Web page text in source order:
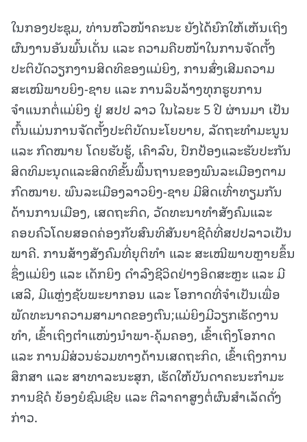
ໃນກອງປະຊຸມ, ທ່ານຫົວໜ້າຄະນະ ຍັງໄດ້ຍົກໃຫ້ເຫັນເຖິງ
ຜົນງານອັນພົ້ນເດັ່ນ ແລະ ຄວາມຄືບໜ້າໃນການຈັດຕັ້ງ
ປະຕິບັດວຽກງານສິດທິຂອງແມ່ຍິງ, ການສົ່ງເສີມຄວາມ
ສະເໝີພາບຍິງ-ຊາຍ ແລະ ການລຶບລ້າງທຸກຮູບການ
ຈຳແນກຕໍ່ແມ່ຍິງ ຢູ່ ສປປ ລາວ ໃນໄລຍະ 5 ປີ ຜ່ານມາ ເປັນ
ຕົ້ນແມ່ນການຈັດຕັ້ງປະຕິບັດນະໂຍບາຍ, ລັດຖະທຳມະນູນ
ແລະ ກົດໝາຍ ໂດຍຮັບຮູ້, ເຄົາລົບ, ປົກປ້ອງແລະຮັບປະກັນ
ສິດທິມະນຸດແລະສິດທິຂັ້ນພື້ນຖານຂອງພົນລະເມືອງຕາມ
ກົດໝາຍ. ພົນລະເມືອງລາວຍິງ-ຊາຍ ມີສິດເທົ່າທຽມກັນ
ດ້ານການເມືອງ, ເສດຖະກິດ, ວັດທະນາທຳສັງຄົມແລະ
ຄອບຄົວໂດຍສອດຄ່ອງກັບສົນທິສັນຍາຊີດໍທີ່ສປປລາວເປັນ
ພາຄີ. ການສ້າງສັງຄົມທີ່ຍຸຕິທໍາ ແລະ ສະເໝີພາບຫຼາຍຂຶ້ນ
ຊຶ່ງແມ່ຍິງ ແລະ ເດັກຍິງ ດຳລົງຊີວິດຢ່າງອິດສະຫຼະ ແລະ ມີ
ເສລີ, ມີແຫຼ່ງຊັບພະຍາກອນ ແລະ ໂອກາດທີ່ຈຳເປັນເພື່ອ
ພັດທະນາຄວາມສາມາດຂອງຕົນ;ແມ່ຍິງມີວຽກເຮັດງານ
ທຳ, ເຂົ້າເຖິງຕຳແໜ່ງນຳພາ-ຄຸ້ມຄອງ, ເຂົ້າເຖິງໂອກາດ
ແລະ ການມີສ່ວນຮ່ວມທາງດ້ານເສດຖະກິດ, ເຂົ້າເຖິງການ
ສຶກສາ ແລະ ສາທາລະນະສຸກ, ເຮັດໃຫ້ບັນດາຄະນະກຳມະ
ການຊີດໍ ຍ້ອງຍໍຊົມເຊີຍ ແລະ ຕີລາຄາສູງຕໍ່ຜົນສຳເລັດດັ່ງ
ກ່າວ.